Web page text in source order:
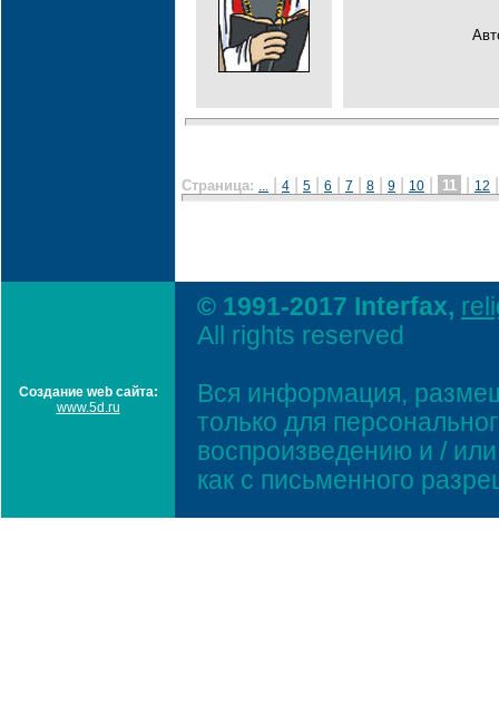
Страница: ... 4 5 6 7 8 9 10 11 12
Создание web сайта:
www.5d.ru
© 1991-2017 Interfax,
All rights reserved
Вся информация,
только для
воспроизведению и /
как с письменного